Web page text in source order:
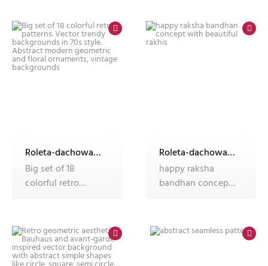
Roleta-dachowa-w-kasecie-Dekolux-z-nadrukiem
Big set of 18
colorful retro
Roleta-dachowa-w-kasecie-Dekolux-z-nadrukiem
happy raksha
bandhan concept